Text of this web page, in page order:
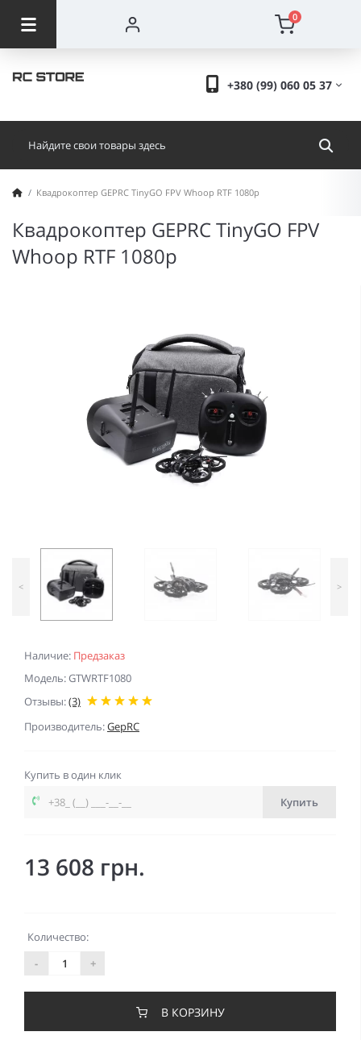
0
+380 (99) 060 05 37
Квадрокоптер GEPRC TinyGO FPV Whoop RTF 1080p
Квадрокоптер GEPRC TinyGO FPV
Whoop RTF 1080p
Наличие: Предзаказ
Модель: GTWRTF1080
Отзывы:(3)
Производитель:GepRC
< >
Купить в один клик
Купить
13 608 грн.
Количество:
-
+
В КОРЗИНУ